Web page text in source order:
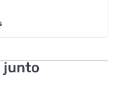
para ser utilizado em
ajuda a manter o sinal
junto